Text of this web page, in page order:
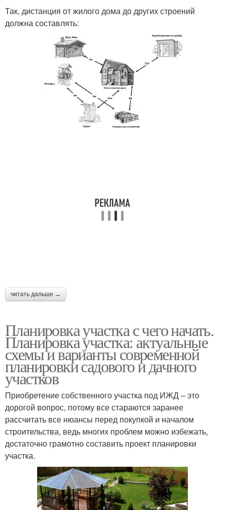
Так, дистанция от жилого дома до других строений
должна составлять:
читать дальше →
Планировка участка с чего начать.
Планировка участка: актуальные
схемы и варианты современной
планировки садового и дачного
участков
Приобретение собственного участка под ИЖД – это
дорогой вопрос, потому все стараются заранее
рассчитать все нюансы перед покупкой и началом
строительства, ведь многих проблем можно избежать,
достаточно грамотно составить проект планировки
участка.